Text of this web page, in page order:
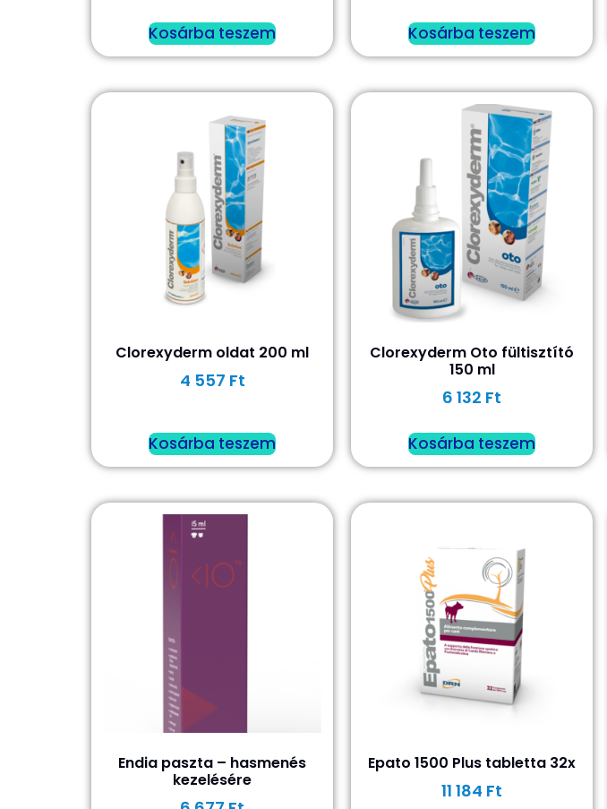
Kosárba teszem Kosárba teszem
Clorexyderm oldat 200 ml
4 557 Ft
Kosárba teszem
Clorexyderm Oto fültisztító
150 ml
6 132 Ft
Kosárba teszem
Endia paszta – hasmenés
kezelésére
Epato 1500 Plus tabletta 32x
11 184 Ft